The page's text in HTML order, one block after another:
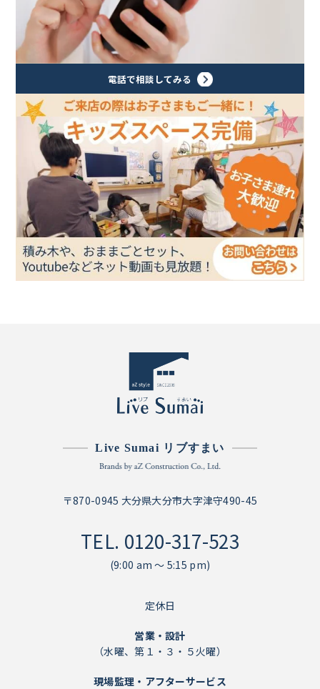
電話で相談してみる
Live Sumai リブすまい
〒870-0945 大分県大分市大字津守490-45
TEL. 0120-317-523
(9:00 am ～ 5:15 pm)
定休日
営業・設計
（水曜、第１・３・５火曜）
現場監理・アフターサービス